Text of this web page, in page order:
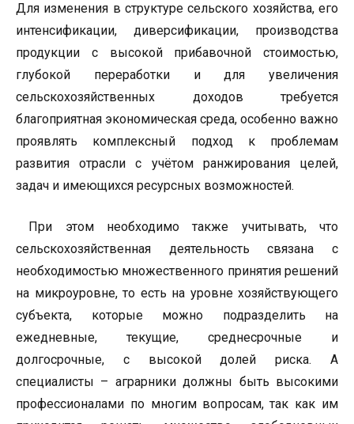
Для изменения в структуре сельского хозяйства, его
интенсификации, диверсификации, производства
продукции с высокой прибавочной стоимостью,
глубокой переработки и для увеличения
сельскохозяйственных доходов требуется
благоприятная экономическая среда, особенно важно
проявлять комплексный подход к проблемам
развития отрасли с учётом ранжирования целей,
задач и имеющихся ресурсных возможностей.
При этом необходимо также учитывать, что
сельскохозяйственная деятельность связана с
необходимостью множественного принятия решений
на микроуровне, то есть на уровне хозяйствующего
субъекта, которые можно подразделить на
ежедневные, текущие, среднесрочные и
долгосрочные, с высокой долей риска. А
специалисты – аграрники должны быть высокими
профессионалами по многим вопросам, так как им